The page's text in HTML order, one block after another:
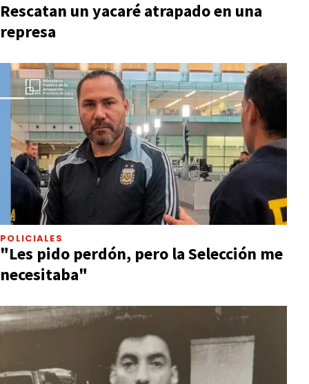
Rescatan un yacaré atrapado en una
represa
POLICIALES
"Les pido perdón, pero la Selección me
necesitaba"